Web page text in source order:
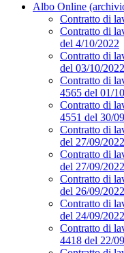
Albo Online
Contratto di
Contratto di
del 4/10/2022
Contratto di
del 03/10/2022
Contratto di
4565 del 01/
Contratto di
4551 del 30/
Contratto di
del 27/09/2022
Contratto di
del 27/09/2022
Contratto di
del 26/09/2022
Contratto di
del 24/09/2022
Contratto di
4418 del 22/